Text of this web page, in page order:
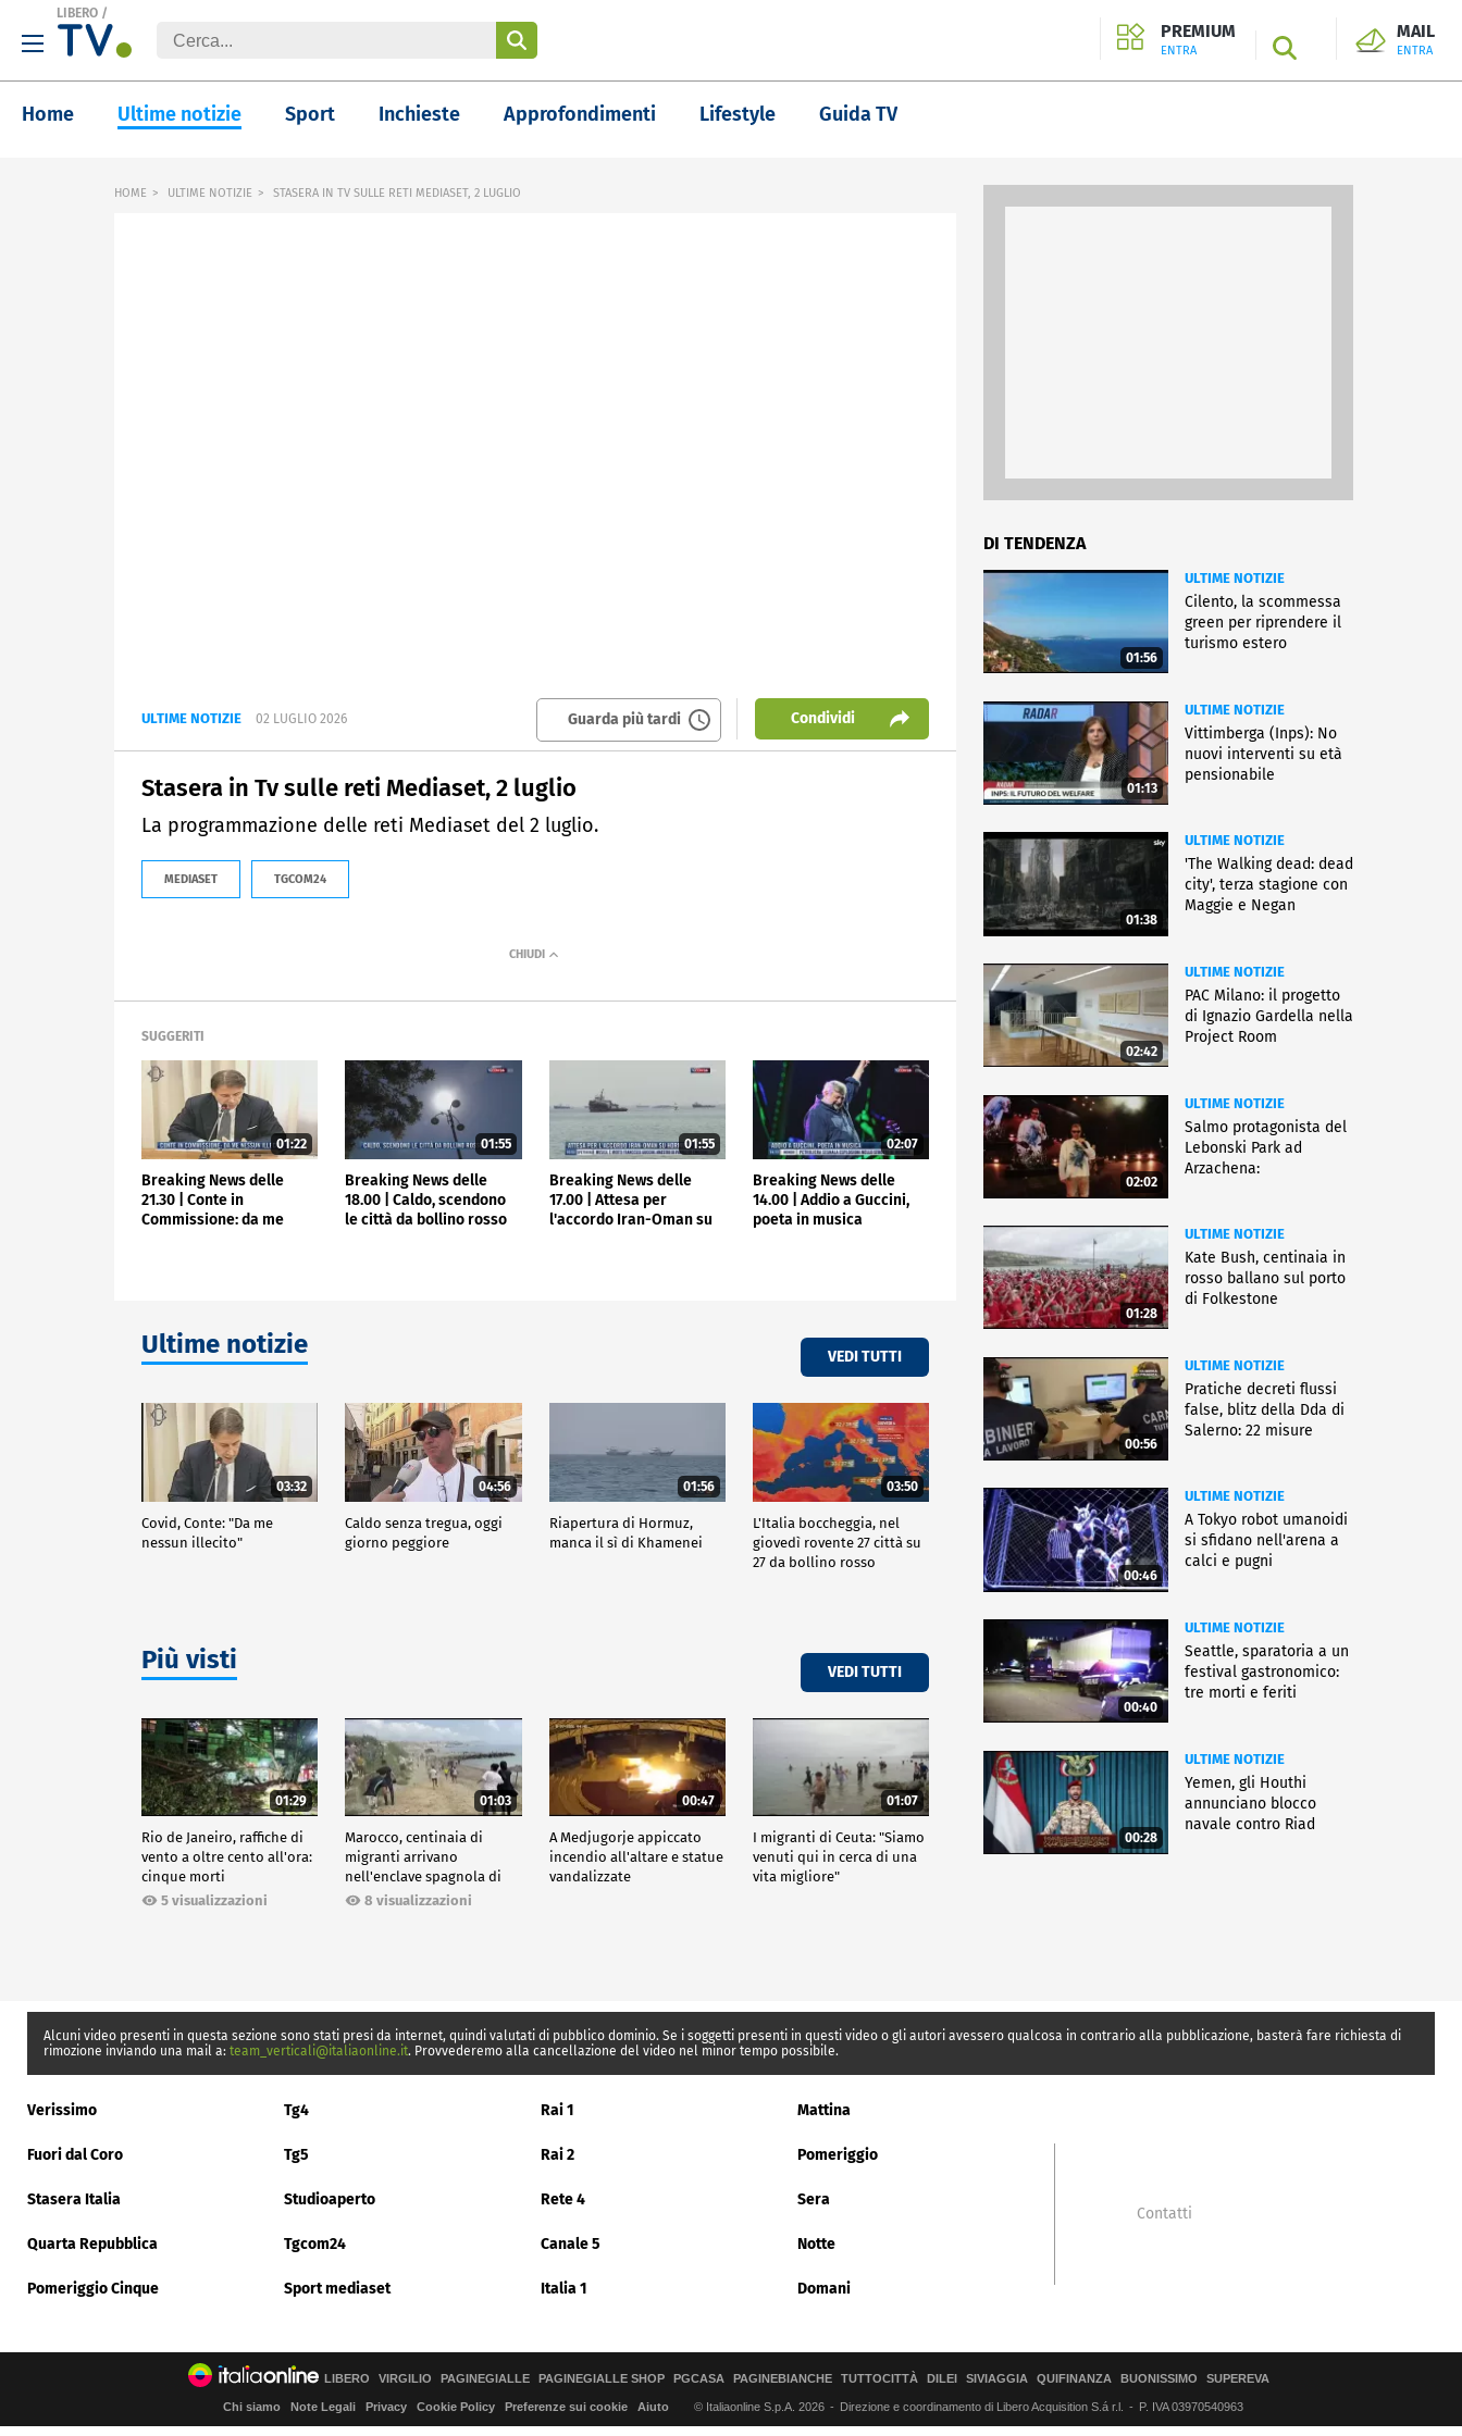
LIBERO /
PREMIUM
ENTRA SEARCH
MAIL
ENTRA
Home Ultime notizie Sport Inchieste Approfondimenti Lifestyle Guida TV
HOME ULTIME NOTIZIE STASERA IN TV SULLE RETI MEDIASET, 2 LUGLIO
ULTIME NOTIZIE 02 LUGLIO 2026 Guarda più tardi Condividi
Stasera in Tv sulle reti Mediaset, 2 luglio
La programmazione delle reti Mediaset del 2 luglio.
MEDIASET TGCOM24
SUGGERITI
01:22
Breaking News delle
21.30 | Conte in
Commissione: da me
01:55
Breaking News delle
18.00 | Caldo, scendono
le città da bollino rosso
01:55
Breaking News delle
17.00 | Attesa per
l'accordo Iran-Oman su
02:07
Breaking News delle
14.00 | Addio a Guccini,
poeta in musica
Ultime notizie VEDI TUTTI
03:32
Covid, Conte: "Da me
nessun illecito"
04:56
Caldo senza tregua, oggi
giorno peggiore
01:56
Riapertura di Hormuz,
manca il sì di Khamenei
03:50
L'Italia boccheggia, nel
giovedì rovente 27 città su
27 da bollino rosso
Più visti VEDI TUTTI
01:29
Rio de Janeiro, raffiche di
vento a oltre cento all'ora:
cinque morti
5 visualizzazioni
01:03
Marocco, centinaia di
migranti arrivano
nell'enclave spagnola di
Ceuta8 visualizzazioni
00:47
A Medjugorje appiccato
incendio all'altare e statue
vandalizzate
01:07
I migranti di Ceuta: "Siamo
venuti qui in cerca di una
vita migliore"
DI TENDENZA
01:56
ULTIME NOTIZIE
Cilento, la scommessa
green per riprendere il
turismo estero
01:13
ULTIME NOTIZIE
Vittimberga (Inps): No
nuovi interventi su età
pensionabile
01:38
ULTIME NOTIZIE
'The Walking dead: dead
city', terza stagione con
Maggie e Negan
02:42
ULTIME NOTIZIE
PAC Milano: il progetto
di Ignazio Gardella nella
Project Room
02:02
ULTIME NOTIZIE
Salmo protagonista del
Lebonski Park ad
Arzachena:
01:28
ULTIME NOTIZIE
Kate Bush, centinaia in
rosso ballano sul porto
di Folkestone
00:56
ULTIME NOTIZIE
Pratiche decreti flussi
false, blitz della Dda di
Salerno: 22 misure
00:46
ULTIME NOTIZIE
A Tokyo robot umanoidi
si sfidano nell'arena a
calci e pugni
00:40
ULTIME NOTIZIE
Seattle, sparatoria a un
festival gastronomico:
tre morti e feriti
00:28
ULTIME NOTIZIE
Yemen, gli Houthi
annunciano blocco
navale contro Riad
Alcuni video presenti in questa sezione sono stati presi da internet, quindi valutati di pubblico dominio. Se i soggetti presenti in questi video o gli autori avessero qualcosa in contrario alla pubblicazione, basterà fare richiesta di
rimozione inviando una mail a: team_verticali@italiaonline.it. Provvederemo alla cancellazione del video nel minor tempo possibile.
Verissimo Tg4 Rai 1 Mattina
Fuori dal Coro Tg5 Rai 2 Pomeriggio
Stasera Italia Studioaperto Rete 4 Sera
Quarta Repubblica Tgcom24 Canale 5 Notte
Pomeriggio Cinque Sport mediaset Italia 1 Domani
Contatti
LIBERO VIRGILIO PAGINEGIALLE PAGINEGIALLE SHOP PGCASA PAGINEBIANCHE TUTTOCITTÀ DILEI SIVIAGGIA QUIFINANZA BUONISSIMO SUPEREVA
Chi siamo Note Legali Privacy Cookie Policy Preferenze sui cookie Aiuto © Italiaonline S.p.A. 2026 Direzione e coordinamento di Libero Acquisition S.á r.l. P. IVA 03970540963